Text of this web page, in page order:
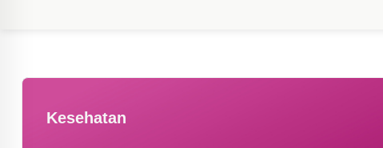
Kesehatan